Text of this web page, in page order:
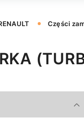
Części